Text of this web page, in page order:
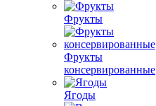
Фрукты
Фрукты
консервированные
Ягоды